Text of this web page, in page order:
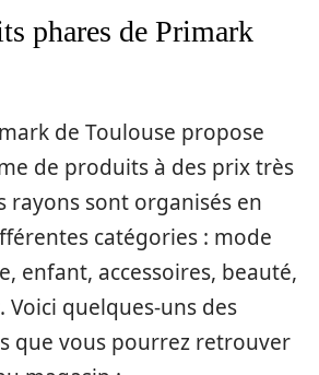
phares de Primark
de Toulouse propose
de produits à des prix très
rayons sont organisés en
catégories : mode
enfant, accessoires, beauté,
Voici quelques-uns des
que vous pourrez retrouver